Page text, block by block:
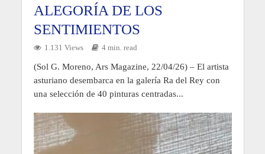
ALEGORÍA DE LOS
SENTIMIENTOS
1.131 Views 4 min. read
(Sol G. Moreno, Ars Magazine, 22/04/26) – El artista
asturiano desembarca en la galería Ra del Rey con
una selección de 40 pinturas centradas...